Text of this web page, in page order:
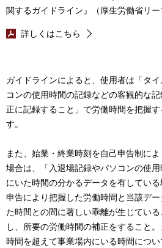
関するガイドライン』（厚生労働省リー
詳しくはこちら
ガイドラインによると、使用者は「タ
コンの使用時間の記録などの客観的な
正に記録すること」で労働時間を把握
す。
また、始業・終業時刻を自己申告制に
場合は、「入退場記録やパソコンの使
にいた時間の分かるデータを有してい
申告により把握した労働時間と当該デ
た時間との間に著しい乖離が生じてい
し、所要の労働時間の補正をすること
時間を超えて事業場内にいる時間につ